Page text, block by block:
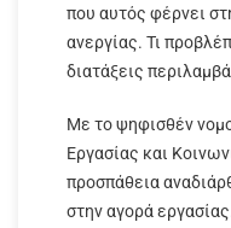
που αυτός φέρνει
ανεργίας. Τι
διατάξεις
Με το ψηφισθέν
Εργασίας και
προσπάθεια
στην αγορά